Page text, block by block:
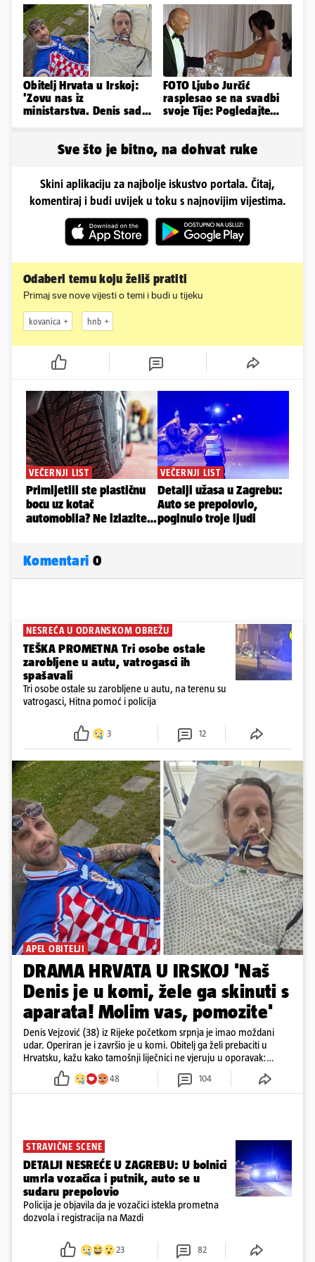
Obitelj Hrvata u Irskoj:
'Zovu nas iz
ministarstva. Denis sada
FOTO Ljubo Jurčić
rasplesao se na svadbi
svoje Tije: Pogledajte
Sve što je bitno, na dohvat ruke
Skini aplikaciju za najbolje iskustvo portala. Čitaj,
komentiraj i budi uvijek u toku s najnovijim vijestima.
Odaberi temu koju želiš pratiti
Primaj sve nove vijesti o temi i budi u tijeku
kovanica hnb
Komentari 0
NESREĆA U ODRANSKOM OBREŽU
TEŠKA PROMETNA Tri osobe ostale
zarobljene u autu, vatrogasci ih
spašavali
Tri osobe ostale su zarobljene u autu, na terenu su
vatrogasci, Hitna pomoć i policija
3 12
APEL OBITELJI
DRAMA HRVATA U IRSKOJ 'Naš
Denis je u komi, žele ga skinuti s
aparata! Molim vas, pomozite'
Denis Vejzović (38) iz Rijeke početkom srpnja je imao moždani
udar. Operiran je i završio je u komi. Obitelj ga želi prebaciti u
Hrvatsku, kažu kako tamošnji liječnici ne vjeruju u oporavak:
'Imamo 72 sata'
48 104
STRAVIČNE SCENE
DETALJI NESREĆE U ZAGREBU: U bolnici
umrla vozačica i putnik, auto se u
sudaru prepolovio
Policija je objavila da je vozačici istekla prometna
dozvola i registracija na Mazdi
23 82